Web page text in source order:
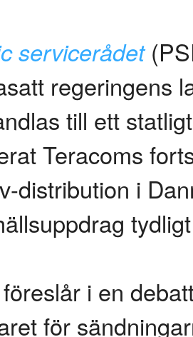
servicerådet
regeringens
till ett
Teracoms
distribution i
i en
för